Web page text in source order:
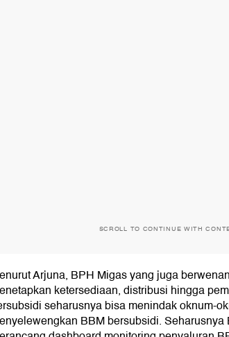
SCROLL TO CONTINUE WITH
Arjuna, BPH Migas yang juga
ketersediaan, distribusi hingga
seharusnya bisa menindak oknum-
BBM bersubsidi.